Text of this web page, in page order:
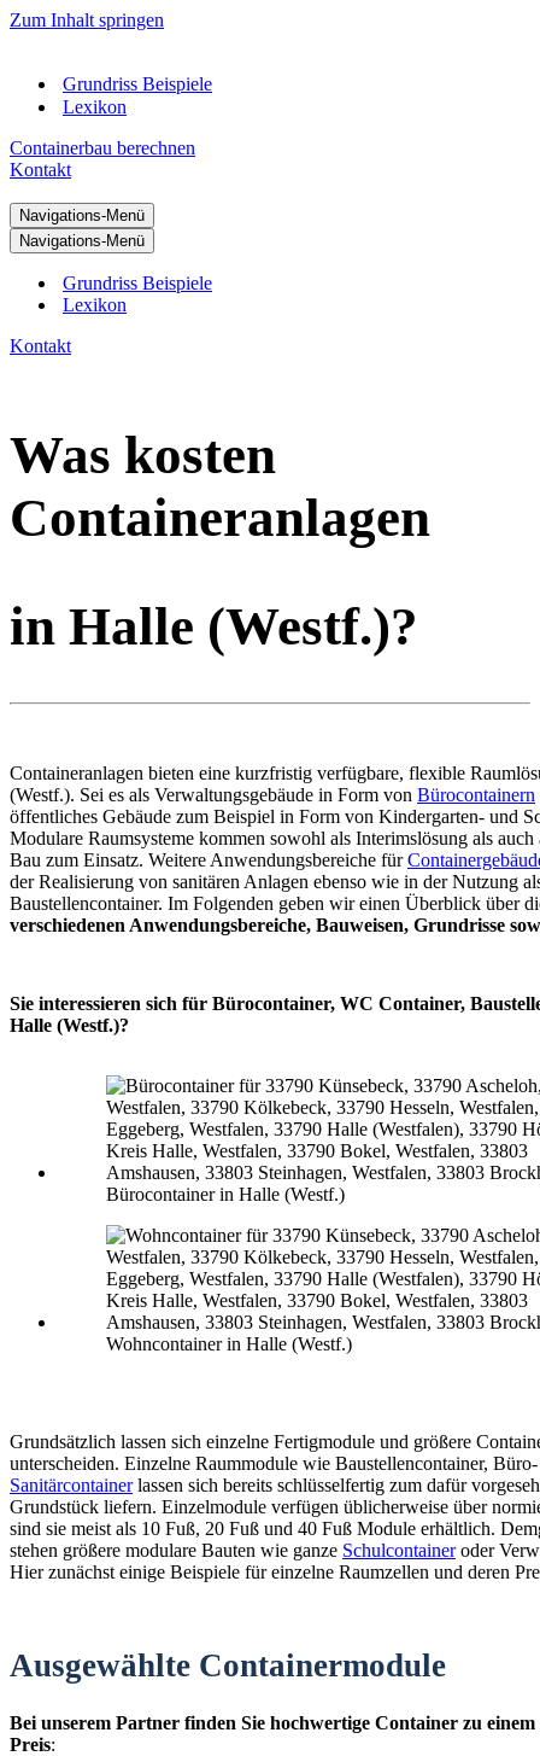
Zum Inhalt springen
Grundriss Beispiele
Lexikon
Containerbau berechnen
Kontakt
Navigations-Menü
Navigations-Menü
Grundriss Beispiele
Lexikon
Kontakt
Was kosten
Containeranlagen
in Halle (Westf.)?
Containeranlagen bieten eine kurzfristig verfügbare, flexible
(Westf.). Sei es als Verwaltungsgebäude in Form von Bürocontainern
öffentliches Gebäude zum Beispiel in Form von Kindergarten- und
Modulare Raumsysteme kommen sowohl als Interimslösung als auch
Bau zum Einsatz. Weitere Anwendungsbereiche für
der Realisierung von sanitären Anlagen ebenso wie in der Nutzung
Baustellencontainer. Im Folgenden geben wir einen Überblick über
verschiedenen Anwendungsbereiche, Bauweisen, Grundrisse
Sie interessieren sich für Bürocontainer, WC Container,
Halle (Westf.)?
Bürocontainer in Halle (Westf.)
Wohncontainer in Halle (Westf.)
Grundsätzlich lassen sich einzelne Fertigmodule und größere
unterscheiden. Einzelne Raummodule wie Baustellencontainer,
Sanitärcontainerlassen sich bereits schlüsselfertig zum dafür
Grundstück liefern. Einzelmodule verfügen üblicherweise über
sind sie meist als 10 Fuß, 20 Fuß und 40 Fuß Module erhältlich.
stehen größere modulare Bauten wie ganze Schulcontaineroder
Hier zunächst einige Beispiele für einzelne Raumzellen und deren
Ausgewählte Containermodule
Bei unserem Partner finden Sie hochwertige Container zu einem
Preis: